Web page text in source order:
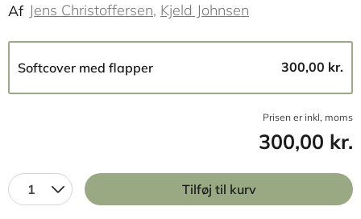
Af Jens Christoffersen Kjeld Johnsen
Softcover med flapper 300,00 kr.
Prisen er inkl, moms
300,00 kr.
1 Tilføj til kurv